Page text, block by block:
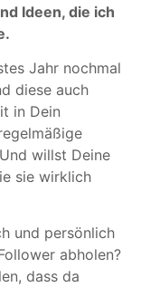
Ideen, die ich
Jahr nochmal
diese auch
in Dein
willst Deine
sie wirklich
und persönlich
abholen?
dass da